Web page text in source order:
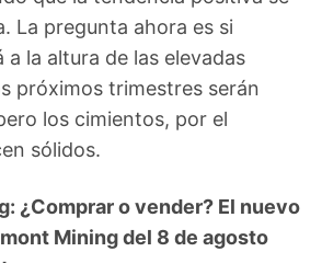
La pregunta ahora es si
la altura de las elevadas
próximos trimestres serán
los cimientos, por el
sólidos.
¿Comprar o vender? El nuevo
Mining del 8 de agosto